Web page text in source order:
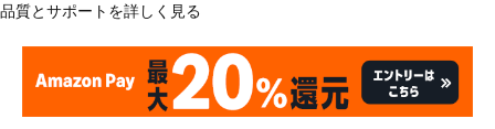
品質とサポートを詳しく見る